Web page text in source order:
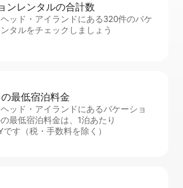
ンレ⁠ン⁠タ⁠ル⁠の合⁠計⁠数
ッド・アイランドにある320件のバケ
タルをチェックしましょう
最⁠低⁠宿⁠泊⁠料⁠金
ッド・アイランドにあるバケーショ
最低宿泊料金は、1泊あたり
です（税・手数料を除く）